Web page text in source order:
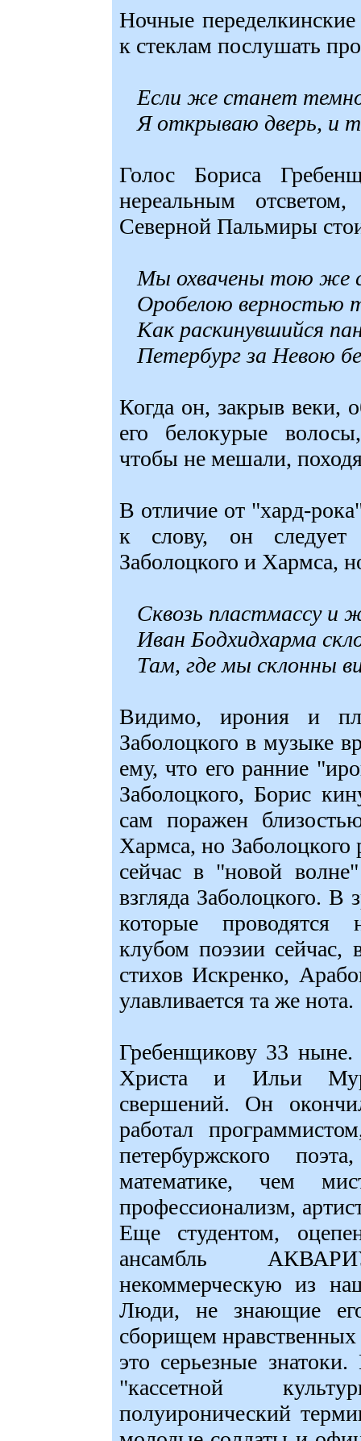
Ночные
к стеклам послушать
Если же станет
Я открываю дверь, и
Голос Бориса
нереальным
Северной Пальмиры
Мы охвачены тою же
Оробелою верностью
Как раскинувшийся
Петербург за Невою
Когда он, закрыв веки,
его белокурые
чтобы не мешали,
В отличие от "хард-
к слову, он
Заболоцкого и Хармса,
Сквозь пластмассу и
Иван Бодхидхарма
Там, где мы склонны
Видимо, ирония и
Заболоцкого в музыке
ему, что его ранние
Заболоцкого, Борис
сам поражен
Хармса, но
сейчас в "новой
взгляда Заболоцкого.
которые
клубом поэзии сейчас,
стихов Искренко,
улавливается та же нота.
Гребенщикову 33 ныне.
Христа и Ильи
свершений. Он
работал
петербуржского
математике, чем
профессионализм,
Еще студентом,
ансамбль
некоммерческую из
Люди, не знающие его
сборищем
это серьезные
"кассетной
полуиронический